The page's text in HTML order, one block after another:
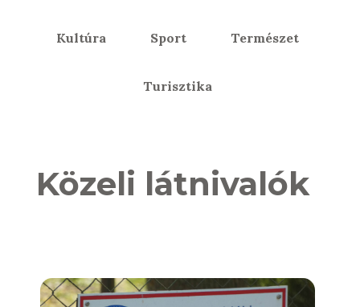
Kultúra Sport Természet
Turisztika
Közeli látnivalók